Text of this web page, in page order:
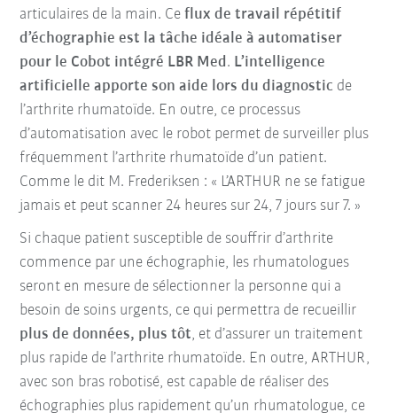
articulaires de la main. Ceflux de travail répétitif
d’échographie est la tâche idéale à automatiser
pour le Cobot intégré LBR Med. L’intelligence
artificielle apporte son aide lors du diagnostic de
l’arthrite rhumatoïde. En outre, ce processus
d’automatisation avec le robot permet de surveiller plus
fréquemment l’arthrite rhumatoïde d’un patient.
Comme le dit M. Frederiksen : « L’ARTHUR ne se fatigue
jamais et peut scanner 24 heures sur 24, 7 jours sur 7. »
Si chaque patient susceptible de souffrir d’arthrite
commence par une échographie, les rhumatologues
seront en mesure de sélectionner la personne qui a
besoin de soins urgents, ce qui permettra de recueillir
plus de données, plus tôt, et d’assurer un traitement
plus rapide de l’arthrite rhumatoïde. En outre, ARTHUR,
avec son bras robotisé, est capable de réaliser des
échographies plus rapidement qu’un rhumatologue, ce